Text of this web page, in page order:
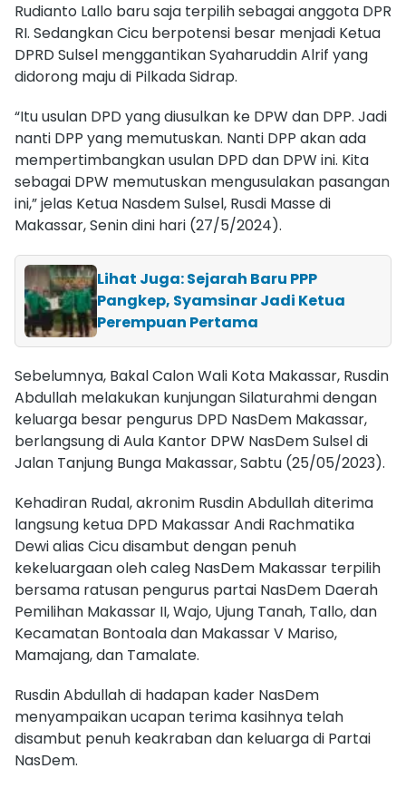
Rudianto Lallo baru saja terpilih sebagai anggota DPR
RI. Sedangkan Cicu berpotensi besar menjadi Ketua
DPRD Sulsel menggantikan Syaharuddin Alrif yang
didorong maju di Pilkada Sidrap.
“Itu usulan DPD yang diusulkan ke DPW dan DPP. Jadi
nanti DPP yang memutuskan. Nanti DPP akan ada
mempertimbangkan usulan DPD dan DPW ini. Kita
sebagai DPW memutuskan mengusulakan pasangan
ini,” jelas Ketua Nasdem Sulsel, Rusdi Masse di
Makassar, Senin dini hari (27/5/2024).
Lihat Juga: Sejarah Baru PPP
Pangkep, Syamsinar Jadi Ketua
Perempuan Pertama
Sebelumnya, Bakal Calon Wali Kota Makassar, Rusdin
Abdullah melakukan kunjungan Silaturahmi dengan
keluarga besar pengurus DPD NasDem Makassar,
berlangsung di Aula Kantor DPW NasDem Sulsel di
Jalan Tanjung Bunga Makassar, Sabtu (25/05/2023).
Kehadiran Rudal, akronim Rusdin Abdullah diterima
langsung ketua DPD Makassar Andi Rachmatika
Dewi alias Cicu disambut dengan penuh
kekeluargaan oleh caleg NasDem Makassar terpilih
bersama ratusan pengurus partai NasDem Daerah
Pemilihan Makassar II, Wajo, Ujung Tanah, Tallo, dan
Kecamatan Bontoala dan Makassar V Mariso,
Mamajang, dan Tamalate.
Rusdin Abdullah di hadapan kader NasDem
menyampaikan ucapan terima kasihnya telah
disambut penuh keakraban dan keluarga di Partai
NasDem.